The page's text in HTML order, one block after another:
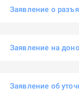
Заявление о
Заявление на
Заявление об